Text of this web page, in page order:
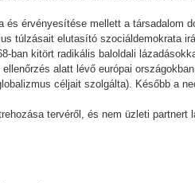
érvényesítése mellett a társadalom
túlzásait elutasító szociáldemokrata
ban kitört radikális baloldali
alatt lévő európai
céljait szolgálta). Később a
tervéről, és nem üzleti partnert